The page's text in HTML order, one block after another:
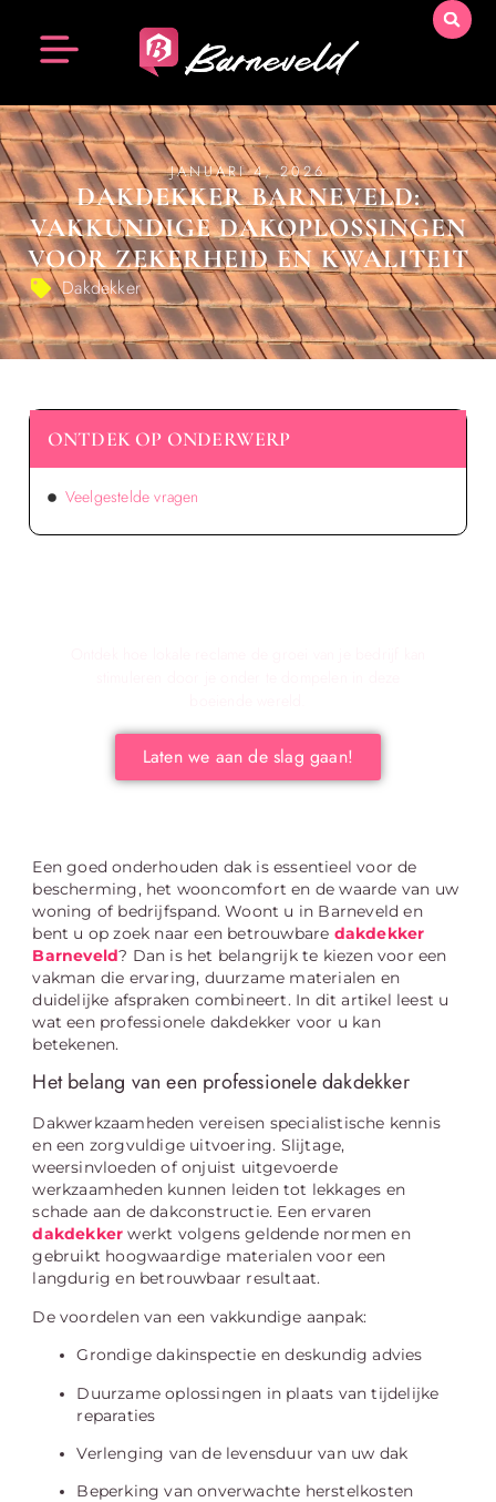
JANUARI 4, 2026
DAKDEKKER BARNEVELD:
VAKKUNDIGE DAKOPLOSSINGEN
VOOR ZEKERHEID EN KWALITEIT
Dakdekker
Een goed onderhouden dak is essentieel voor de
bescherming, het wooncomfort en de waarde van uw
woning of bedrijfspand. Woont u in Barneveld en
bent u op zoek naar een betrouwbare dakdekker
Barneveld? Dan is het belangrijk te kiezen voor een
vakman die ervaring, duurzame materialen en
duidelijke afspraken combineert. In dit artikel leest u
wat een professionele dakdekker voor u kan
betekenen.
Het belang van een professionele dakdekker
Dakwerkzaamheden vereisen specialistische kennis
en een zorgvuldige uitvoering. Slijtage,
weersinvloeden of onjuist uitgevoerde
werkzaamheden kunnen leiden tot lekkages en
schade aan de dakconstructie. Een ervaren
dakdekker werkt volgens geldende normen en
gebruikt hoogwaardige materialen voor een
langdurig en betrouwbaar resultaat.
De voordelen van een vakkundige aanpak:
Grondige dakinspectie en deskundig advies
Duurzame oplossingen in plaats van tijdelijke
reparaties
Verlenging van de levensduur van uw dak
Beperking van onverwachte herstelkosten
ONTDEK OP ONDERWERP
Veelgestelde vragen
Laten we aan de slag gaan!